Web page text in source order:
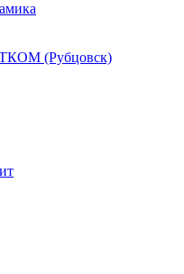
(Рубцовск)